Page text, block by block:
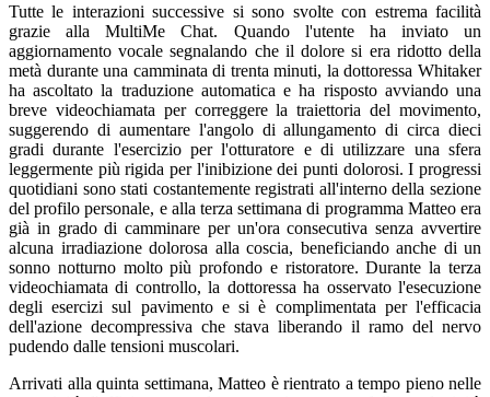
Tutte le interazioni successive si sono svolte con estrema facilità
grazie alla MultiMe Chat. Quando l'utente ha inviato un
aggiornamento vocale segnalando che il dolore si era ridotto della
metà durante una camminata di trenta minuti, la dottoressa Whitaker
ha ascoltato la traduzione automatica e ha risposto avviando una
breve videochiamata per correggere la traiettoria del movimento,
suggerendo di aumentare l'angolo di allungamento di circa dieci
gradi durante l'esercizio per l'otturatore e di utilizzare una sfera
leggermente più rigida per l'inibizione dei punti dolorosi. I progressi
quotidiani sono stati costantemente registrati all'interno della sezione
del profilo personale, e alla terza settimana di programma Matteo era
già in grado di camminare per un'ora consecutiva senza avvertire
alcuna irradiazione dolorosa alla coscia, beneficiando anche di un
sonno notturno molto più profondo e ristoratore. Durante la terza
videochiamata di controllo, la dottoressa ha osservato l'esecuzione
degli esercizi sul pavimento e si è complimentata per l'efficacia
dell'azione decompressiva che stava liberando il ramo del nervo
pudendo dalle tensioni muscolari.
Arrivati alla quinta settimana, Matteo è rientrato a tempo pieno nelle